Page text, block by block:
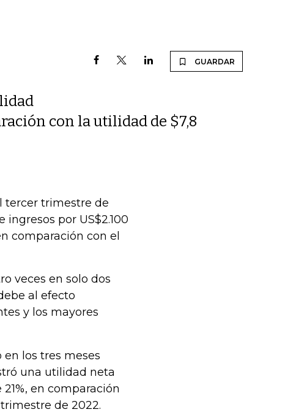
GUARDAR
con la utilidad de $7,8
tercer trimestre de
por US$2.100
comparación con el
veces en solo dos
al efecto
y los mayores
los tres meses
una utilidad neta
en comparación
de 2022.